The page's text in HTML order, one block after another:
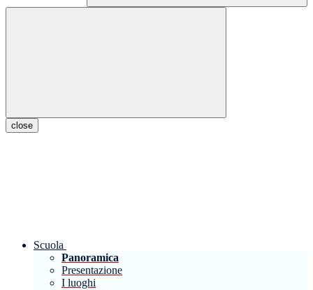
close
Scuola
Panoramica
Presentazione
I luoghi